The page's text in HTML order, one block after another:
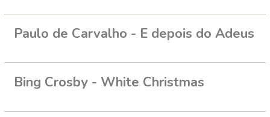
Paulo de Carvalho - E depois do Adeus
Bing Crosby - White Christmas